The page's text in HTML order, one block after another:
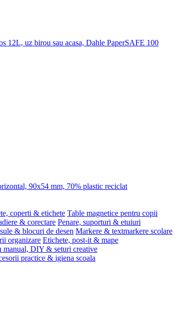
12L, uz birou sau acasa, Dahle PaperSAFE 100
90x54 mm, 70% plastic reciclat
coperti & etichete Table magnetice pentru copii
& corectare Penare, suporturi & etuiuri
& blocuri de desen Markere & textmarkere scolare
organizare Etichete, post-it & mape
manual, DIY & seturi creative
practice & igiena scoala